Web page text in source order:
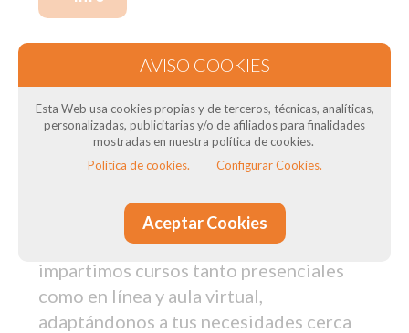
Nuestros cursos de formación en Badia
del Vallès: Para transportistas
¿Necesitas el Curso CAP para tus
conductores? ¿Necesitas curso de ADR
transportista? En DTSconsulting, como
Centro de Formación de Conductores,
impartimos cursos tanto presenciales
como en línea y aula virtual,
adaptándonos a tus necesidades cerca
Esta Web usa cookies propias y de terceros, técnicas, analíticas,
personalizadas, publicitarias y/o de afiliados para finalidades
mostradas en nuestra política de cookies.
Política de cookies.
Configurar Cookies.
Aceptar Cookies